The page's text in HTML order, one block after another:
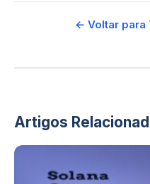
← Voltar para
Artigos